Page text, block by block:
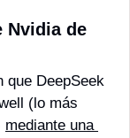
Nvidia de
que DeepSeek
(lo más
mediante una